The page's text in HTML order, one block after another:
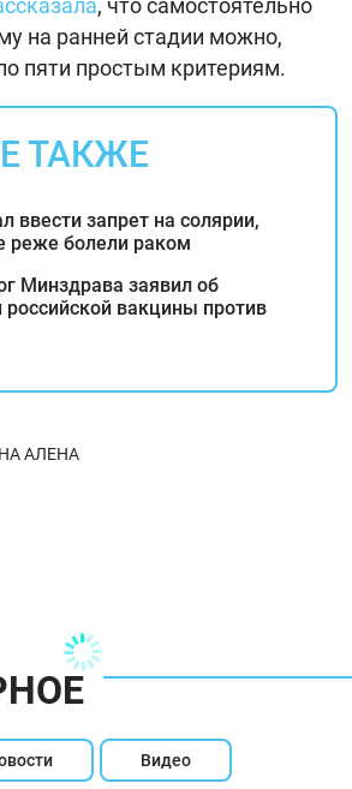
, что самостоятельно
на ранней стадии можно,
пяти простым критериям.
ТАКЖЕ
ввести запрет на солярии,
реже болели раком
Минздрава заявил об
вакцины против
АЛЕНА
Видео